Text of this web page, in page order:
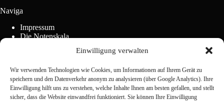
Einwilligung verwalten
Wir verwenden Technologien wie Cookies, um Informationen auf Ihrem Gerät zu
speichern und den Datenverkehr anonym zu analysieren (über Google Analytics). Ihre
Einwilligung hilft uns zu verstehen, welche Inhalte Ihnen am besten gefallen, und stellt
sicher, dass die Website einwandfrei funktioniert. Sie können Ihre Einwilligung
Naviga
Impressum
Die Notenskala
Wettbewerbsordnung
Kontaktieren Sie uns